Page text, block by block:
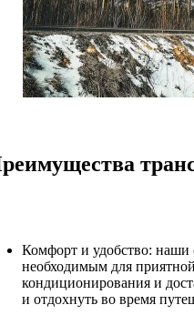
Комфорт и удобство:
необходимым для
кондиционирования и
и отдохнуть во время